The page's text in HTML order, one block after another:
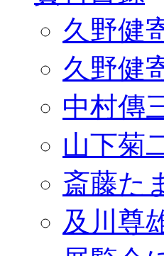
久野健
久野健
中村傳
山下菊
斎藤た
及川尊